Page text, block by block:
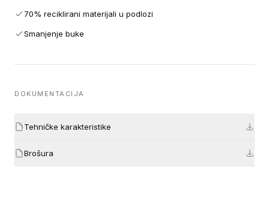
70% reciklirani materijali u podlozi
Smanjenje buke
DOKUMENTACIJA
Tehničke karakteristike
Brošura